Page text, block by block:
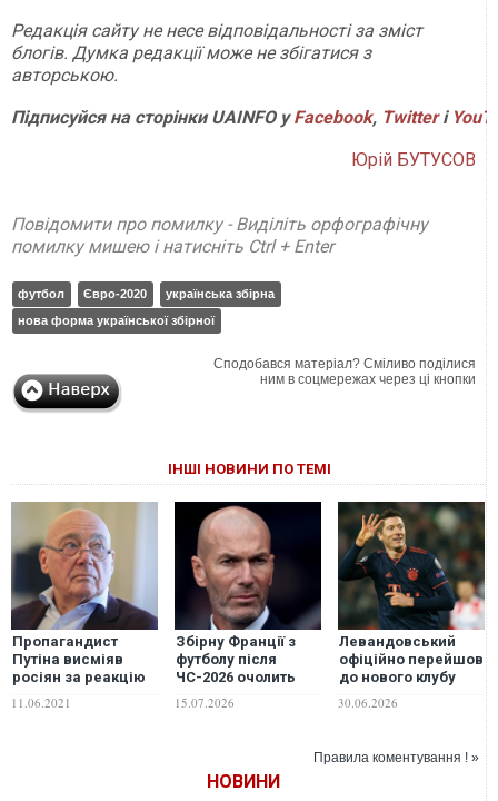
Редакція сайту не несе відповідальності за зміст
блогів. Думка редакції може не збігатися з
авторською.
Підписуйся на сторінки UAINFO уFacebook, Twitterі
Юрій БУТУСОВ
Повідомити про помилку - Виділіть орфографічну
помилку мишею і натисніть Ctrl + Enter
футбол Євро-2020
українська збірна
нова форма української збірної
Сподобався матеріал? Сміливо поділися
ним в соцмережах через ці кнопки
ІНШІ НОВИНИ ПО ТЕМІ
Пропагандист
Путіна висміяв
росіян за реакцію
України: ідіотизм
11.06.2021
Збірну Франції з
футболу після
ЧС-2026 очолить
"Реала"
15.07.2026
Левандовський
офіційно перейшов
до нового клубу
"Барселони"
30.06.2026
Правила коментування ! »
НОВИНИ